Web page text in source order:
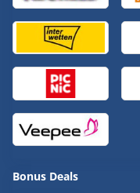
Bonus Deals